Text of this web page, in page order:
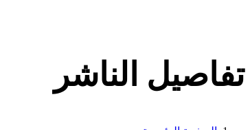
تفاصيل الناشر